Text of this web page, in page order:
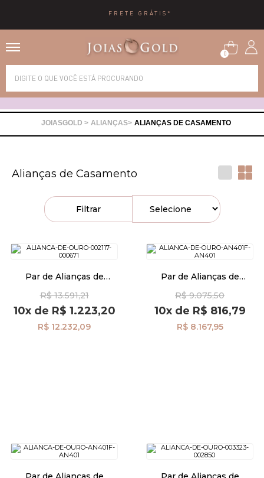
FRETE GRÁTIS*
0
ALIANÇAS ALIANÇAS DE CASAMENTO
Alianças de Casamento
Filtrar
Par de Alianças de
Anatômica Frisos al40030D1
R$ 13.591,21
10xde R$ 1.223,20
R$ 12.232,09
Par de Alianças de
Anatômica 4,0mm al40034
R$ 9.075,50
10xde R$ 816,79
R$ 8.167,95
Alianças
Anéis
Pulseiras
OFERTAS